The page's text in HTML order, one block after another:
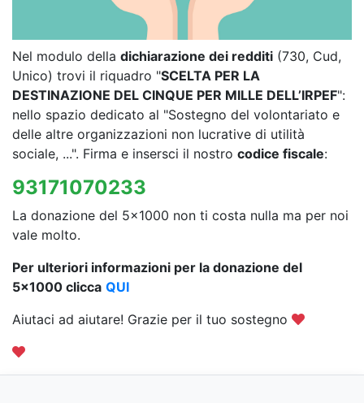
Nel modulo della dichiarazione dei redditi (730, Cud,
Unico) trovi il riquadro "SCELTA PER LA
DESTINAZIONE DEL CINQUE PER MILLE DELL’IRPEF":
nello spazio dedicato al "Sostegno del volontariato e
delle altre organizzazioni non lucrative di utilità
sociale, ...". Firma e insersci il nostro codice fiscale:
93171070233
La donazione del 5x1000 non ti costa nulla ma per noi
vale molto.
Per ulteriori informazioni per la donazione del
5x1000 clicca QUI
Aiutaci ad aiutare! Grazie per il tuo sostegno